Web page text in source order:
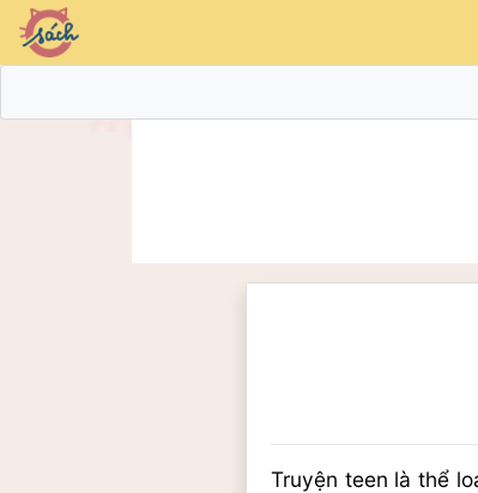
Truyện teen là thể